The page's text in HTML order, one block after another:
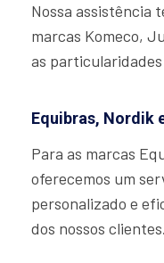
Nossa assistência
marcas Komeco,
as
Equibras, Nordik
Para as marcas
oferecemos um
personalizado e
dos nossos clientes.